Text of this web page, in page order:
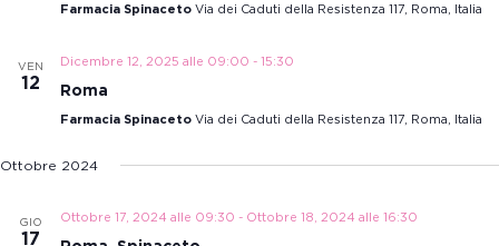
Farmacia Spinaceto Via dei Caduti della Resistenza 117, Roma, Italia
VEN
12
Dicembre 12, 2025 alle 09:00 - 15:30
Roma
Farmacia Spinaceto Via dei Caduti della Resistenza 117, Roma, Italia
Ottobre 2024
GIO
17
Ottobre 17, 2024 alle 09:30 - Ottobre 18, 2024 alle 16:30